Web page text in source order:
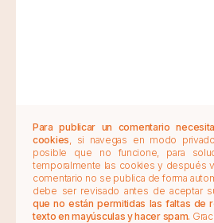
Para publicar un comentario
cookies , si navegas en modo
posible que no funcione, para
temporalmente las cookies y después
comentario no se publica de forma
debe ser revisado antes de aceptar
que no están permitidas las faltas de
texto en mayúsculas y hacer spam.